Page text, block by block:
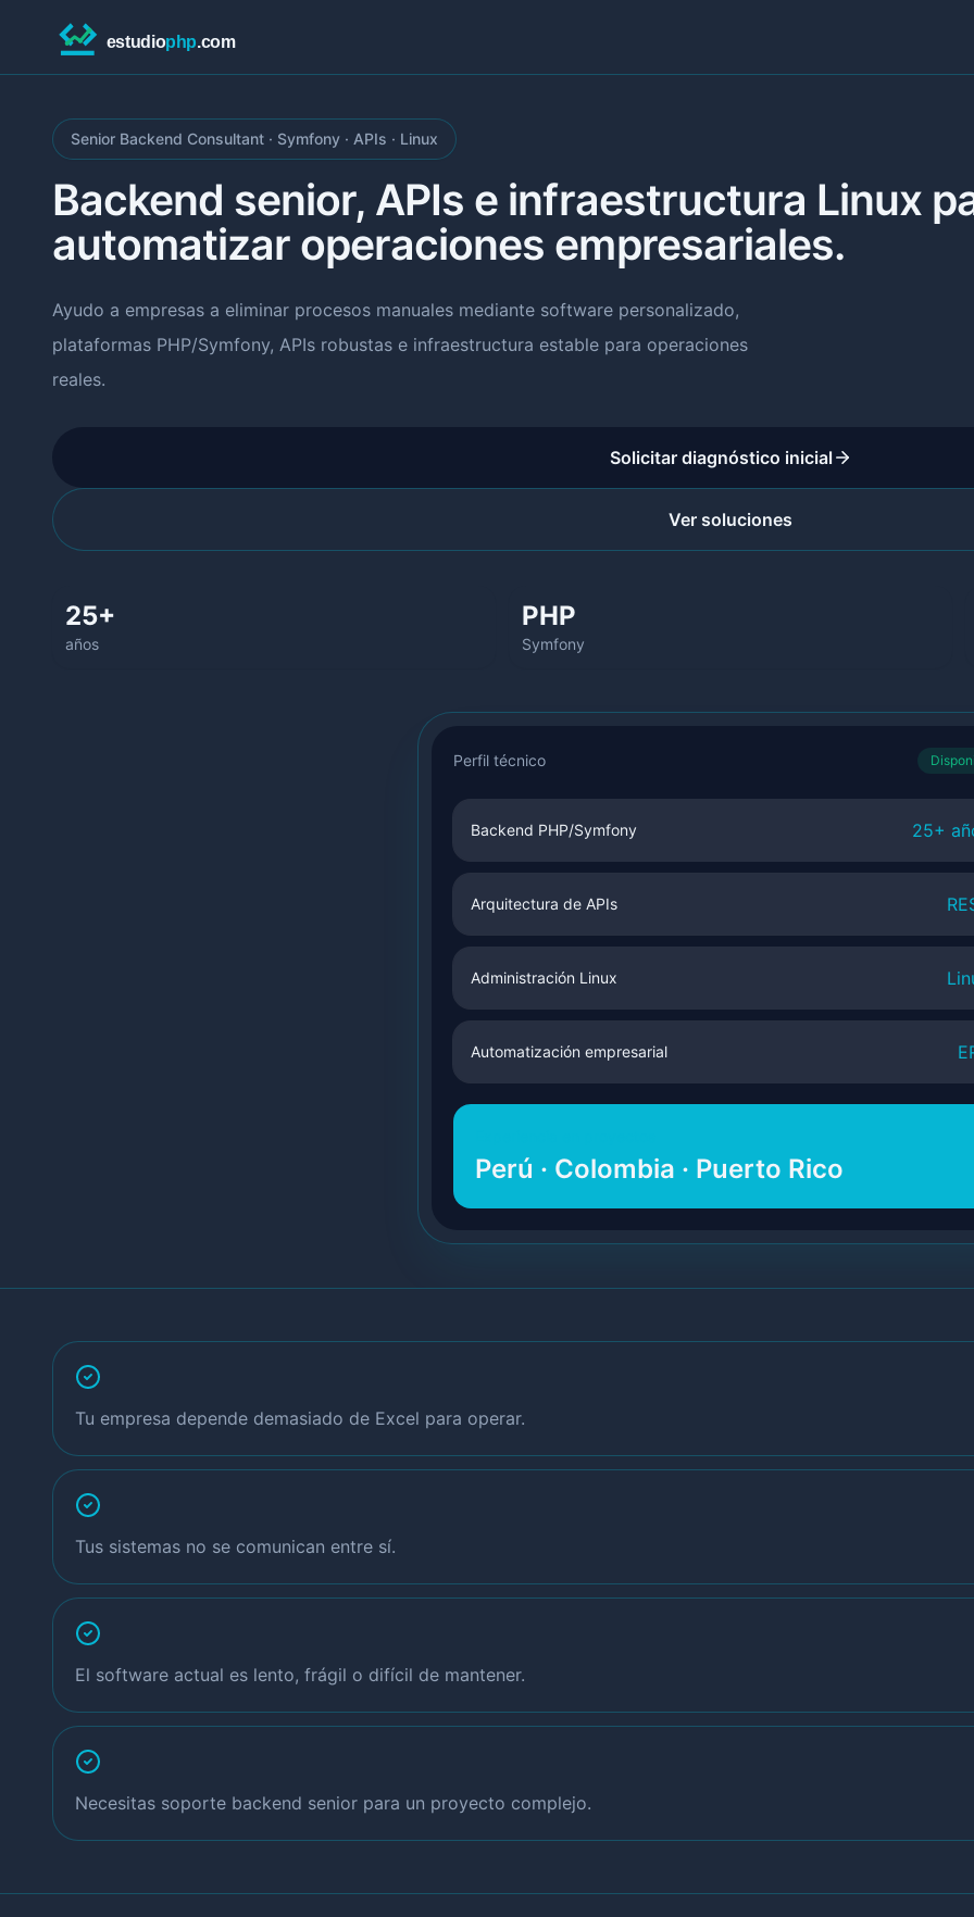
Senior Backend Consultant · Symfony · APIs · Linux
Backend senior, APIs e infraestructura Linux
automatizar operaciones empresariales.
Ayudo a empresas a eliminar procesos manuales mediante software personalizado,
plataformas PHP/Symfony, APIs robustas e infraestructura estable para operaciones
reales.
Solicitar diagnóstico inicial
Ver soluciones
25+
años
PHP
Symfony
Perfil técnico
Backend PHP/Symfony 25+
Arquitectura de APIs
Administración Linux
Automatización empresarial
Perú · Colombia · Puerto Rico
Tu empresa depende demasiado de Excel para operar.
Tus sistemas no se comunican entre sí.
El software actual es lento, frágil o difícil de mantener.
Necesitas soporte backend senior para un proyecto complejo.